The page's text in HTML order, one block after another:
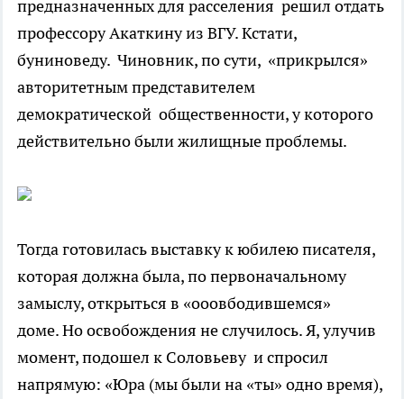
предназначенных для расселения решил отдать
профессору Акаткину из ВГУ. Кстати,
буниноведу. Чиновник, по сути, «прикрылся»
авторитетным представителем
демократической общественности, у которого
действительно были жилищные проблемы.
Тогда готовилась выставку к юбилею писателя,
которая должна была, по первоначальному
замыслу, открыться в «ооовбодившемся»
доме. Но освобождения не случилось. Я, улучив
момент, подошел к Соловьеву и спросил
напрямую: «Юра (мы были на «ты» одно время),